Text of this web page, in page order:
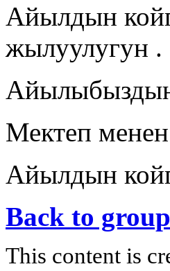
Айылдын
жылуулугун .
Мектеп
Айылдын
Back to group
This content is